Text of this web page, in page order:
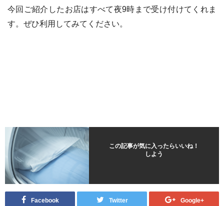
今回ご紹介したお店はすべて夜9時まで受け付けてくれま
す。ぜひ利用してみてください。
この記事が気に入ったらいいね！
しよう
Facebook Twitter Google+